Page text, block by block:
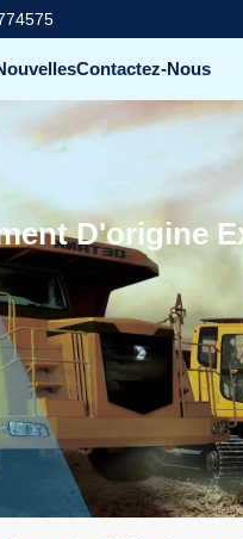
Contactez-Nous
D'origine